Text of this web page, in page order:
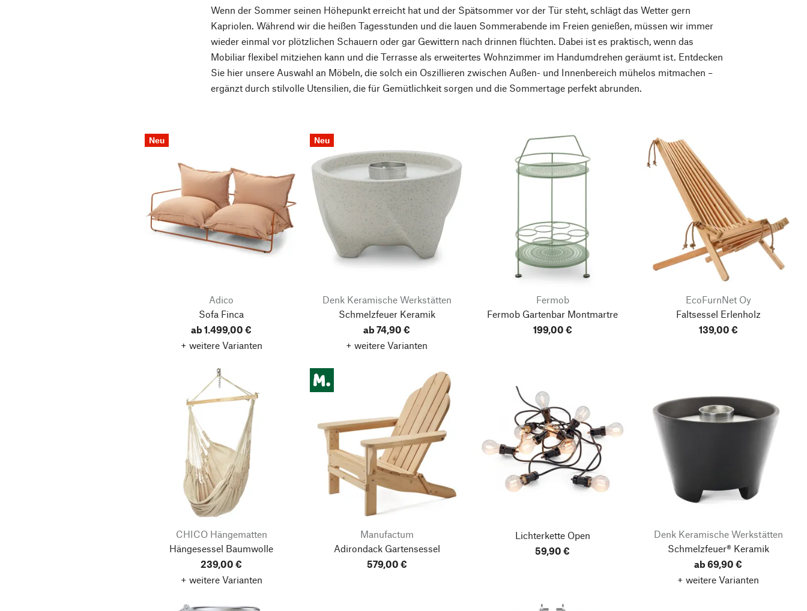
Wenn der Sommer seinen Höhepunkt erreicht hat und der Spätsommer vor der Tür steht, schlägt das Wetter gern
Kapriolen. Während wir die heißen Tagesstunden und die lauen Sommerabende im Freien genießen, müssen wir immer
wieder einmal vor plötzlichen Schauern oder gar Gewittern nach drinnen flüchten. Dabei ist es praktisch, wenn das
Mobiliar flexibel mitziehen kann und die Terrasse als erweitertes Wohnzimmer im Handumdrehen geräumt ist. Entdecken
Sie hier unsere Auswahl an Möbeln, die solch ein Oszillieren zwischen Außen- und Innenbereich mühelos mitmachen –
ergänzt durch stilvolle Utensilien, die für Gemütlichkeit sorgen und die Sommertage perfekt abrunden.
Neu
Adico
Sofa Finca
ab 1.499,00 €
+ weitere Varianten
Neu
Denk Keramische Werkstätten
Schmelzfeuer Keramik
ab 74,90 €
+ weitere Varianten
Fermob
Fermob Gartenbar Montmartre
199,00 €
EcoFurnNet Oy
Faltsessel Erlenholz
139,00 €
CHICO Hängematten
Hängesessel Baumwolle
239,00 €
+ weitere Varianten
Manufactum
Adirondack Gartensessel
579,00 €
Lichterkette Open
59,90 €
Denk Keramische Werkstätten
Schmelzfeuer® Keramik
ab 69,90 €
+ weitere Varianten